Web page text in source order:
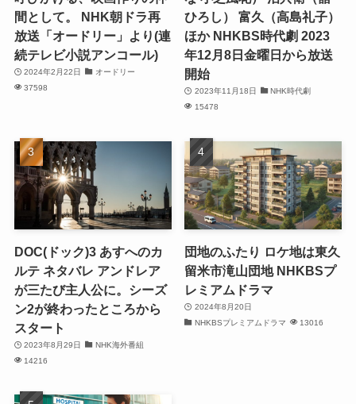
間として。 NHK朝ドラ再
放送「オードリー」より(連
続テレビ小説アンコール)
2024年2月22日
オードリー
37598
ひろし） 富久（高島礼子）
ほか NHKBS時代劇 2023
年12月8日金曜日から放送
開始
2023年11月18日
NHK時代劇
15478
DOC(ドック)3 あすへのカ
ルテ ネタバレ アンドレア
が三たび主人公に。シーズ
ン2が終わったところから
スタート
2023年8月29日
NHK海外番組
14216
団地のふたり ロケ地は東久
留米市滝山団地 NHKBSプ
レミアムドラマ
2024年8月20日
NHKBSプレミアムドラマ
13016